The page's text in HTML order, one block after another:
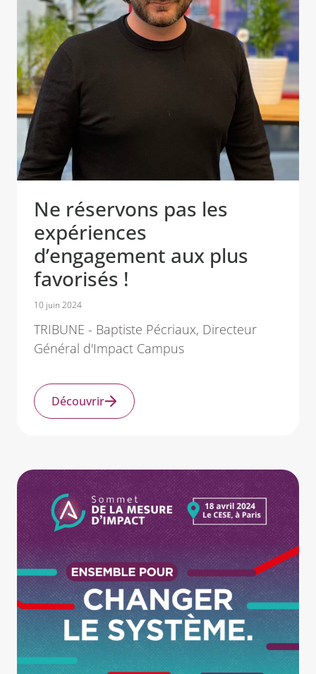
Ne réservons pas les
expériences
d’engagement aux plus
favorisés !
10 juin 2024
TRIBUNE - Baptiste Pécriaux, Directeur
Général d'Impact Campus
Découvrir